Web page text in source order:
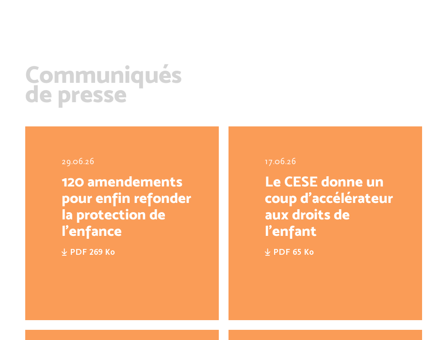
Communiqués
de presse
29.06.26
120 amendements
pour enfin refonder
la protection de
l'enfance
PDF 269 Ko
17.06.26
Le CESE donne un
coup d’accélérateur
aux droits de
l’enfant
PDF 65 Ko